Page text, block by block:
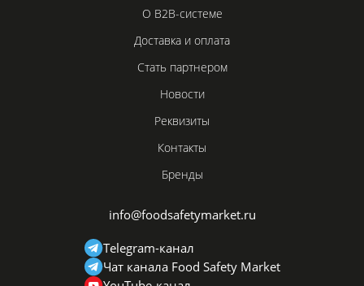
О B2B-системе
Доставка и оплата
Стать партнером
Новости
Реквизиты
Контакты
Бренды
info@foodsafetymarket.ru
Telegram-канал
Чат канала Food Safety Market